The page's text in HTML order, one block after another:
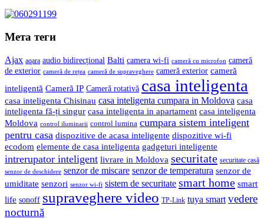
Мета теги
Ajax aqara audio bidirecțional Balti camera wi-fi cameră cu microfon cameră
de exterior cameră de rețea cameră de supraveghere cameră exterior cameră
inteligentă Cameră IP Cameră rotativă casa inteligenta
casa inteligenta Chisinau casa inteligenta cumpara in Moldova casa
inteligenta fă-ți singur casa inteligenta in apartament casa inteligenta
Moldova control iluminarii control lumina cumpara sistem inteligent
pentru casa dispozitive de acasa inteligente dispozitive wi-fi
ecodom elemente de casa inteligenta gadgeturi inteligente
intrerupator inteligent livrare in Moldova securitate securitate casă
senzor de deschidere senzor de miscare senzor de temperatura senzor de
umiditate senzori senzor wi-fi sistem de securitate smart home smart
life sonoff supraveghere video TP-Link tuya smart vedere
nocturnă